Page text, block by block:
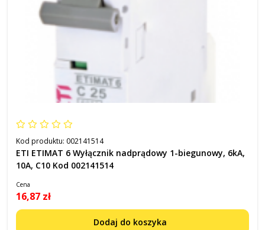
Kod produktu: 002141514
ETI ETIMAT 6 Wyłącznik nadprądowy 1-biegunowy, 6kA,
10A, C10 Kod 002141514
Cena
16,87 zł
Dodaj do koszyka